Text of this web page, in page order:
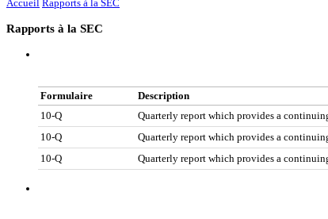
Accueil Rapports à la SEC
Rapports à la SEC
Formulaire
Description
10-Q
Quarterly report which provides a
10-Q
Quarterly report which provides a
10-Q
Quarterly report which provides a